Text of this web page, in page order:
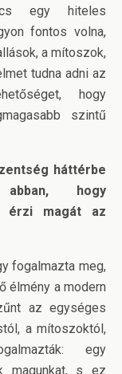
egy hiteles
fontos volna,
a mítoszok,
tudna adni az
hogy
szintű
háttérbe
hogy
érzi magát az
fogalmazta meg,
élmény a modern
az egységes
a mítoszoktól,
egy
magunkat, s ez